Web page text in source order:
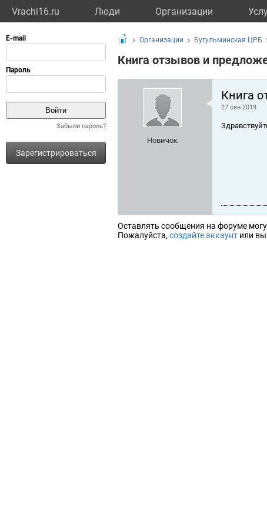
Vrachi16.ru Люди Организации
Забыли пароль?
Зарегистрироваться
Организации Бугульминская ЦРБ
Книга отзывов и
Новичок
Книга
27 сен 2019
Оставлять сообщения на форуме
Пожалуйста, создайте аккаунт или